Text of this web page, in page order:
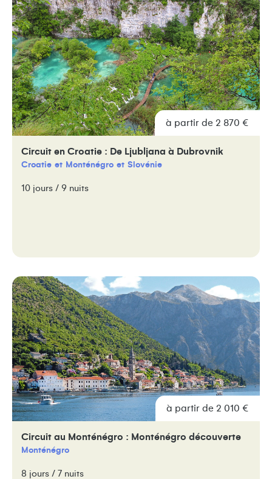
à partir de 2 870 €
Circuit en Croatie : De Ljubljana à Dubrovnik
Croatie Monténégro Slovénie
10 jours / 9 nuits
à partir de 2 010 €
Circuit au Monténégro : Monténégro découverte
Monténégro
8 jours / 7 nuits